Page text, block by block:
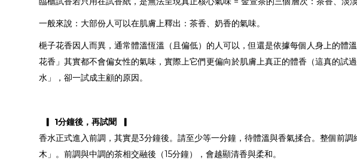
一般來說：大部份人可以在肌膚上釋出：茶香、奶香的氣味。
梔子花香因人而異，通常體溫恆溫（且偏低）的人可以，但還是依據每個人身上的
花香」其實都不會偏女性的氣味，實際上它們更偏向於肌膚上真正的體香（這真的
水」，卻一試成主顧的原因。
▎ 1分鐘後，再試聞 ▎
香水正式進入前調，其實是3分鐘後。請至少等一分鐘，待體溫與香氣揉合。整個前
木」。前調與中調的茶相交融後（15分鐘），會越顯清香與柔和。